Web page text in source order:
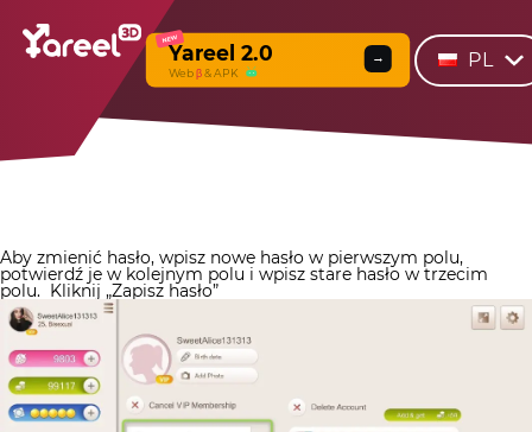
NEW
Yareel 2.0
Webβ & APK
→ PL
Aby zmienić hasło, wpisz nowe hasło w pierwszym polu,
potwierdź je w kolejnym polu i wpisz stare hasło w trzecim
polu. Kliknij „Zapisz hasło”